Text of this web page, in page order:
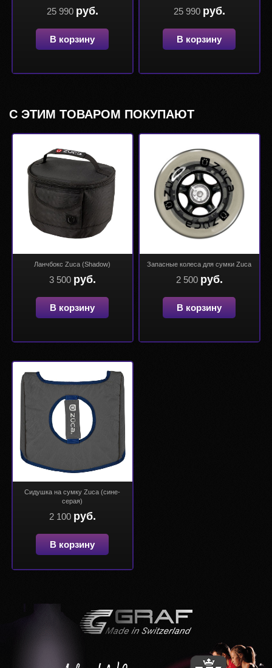
25 990 руб.
В корзину
25 990 руб.
В корзину
С ЭТИМ ТОВАРОМ ПОКУПАЮТ
Ланчбокс Zuca (Shadow)
3 500 руб.
В корзину
Запасные колеса для сумки Zuca
2 500 руб.
В корзину
Сидушка на сумку Zuca (сине-
серая)
2 100 руб.
В корзину